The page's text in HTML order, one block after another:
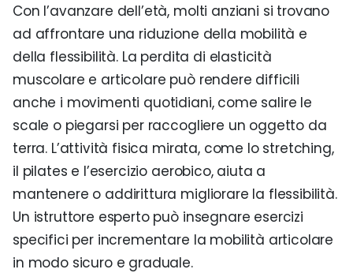
Con l’avanzare dell’età, molti anziani si trovano
ad affrontare una riduzione della mobilità e
della flessibilità. La perdita di elasticità
muscolare e articolare può rendere difficili
anche i movimenti quotidiani, come salire le
scale o piegarsi per raccogliere un oggetto da
terra. L’attività fisica mirata, come lo stretching,
il pilates e l’esercizio aerobico, aiuta a
mantenere o addirittura migliorare la flessibilità.
Un istruttore esperto può insegnare esercizi
specifici per incrementare la mobilità articolare
in modo sicuro e graduale.